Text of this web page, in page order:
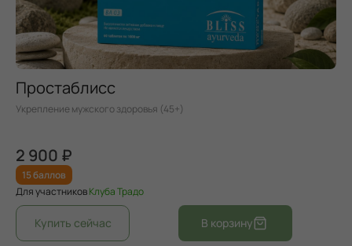
Простаблисс
Укрепление мужского здоровья (45+)
2 900 ₽
15 баллов
Для участниковКлуба Традо